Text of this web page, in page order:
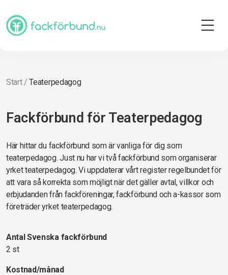
Start/Teaterpedagog
Fackförbund för Teaterpedagog
Här hittar du fackförbund som är vanliga för dig som
teaterpedagog. Just nu har vi två fackförbund som organiserar
yrket teaterpedagog. Vi uppdaterar vårt register regelbundet för
att vara så korrekta som möjligt när det gäller avtal, villkor och
erbjudanden från fackföreningar, fackförbund och a-kassor som
företräder yrket teaterpedagog.
Antal Svenska fackförbund
2 st
Kostnad/månad